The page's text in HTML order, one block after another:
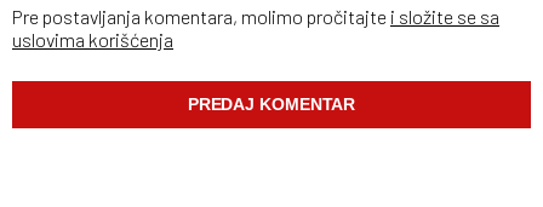
Pre postavljanja komentara, molimo pročitajte i složite se sa
uslovima korišćenja